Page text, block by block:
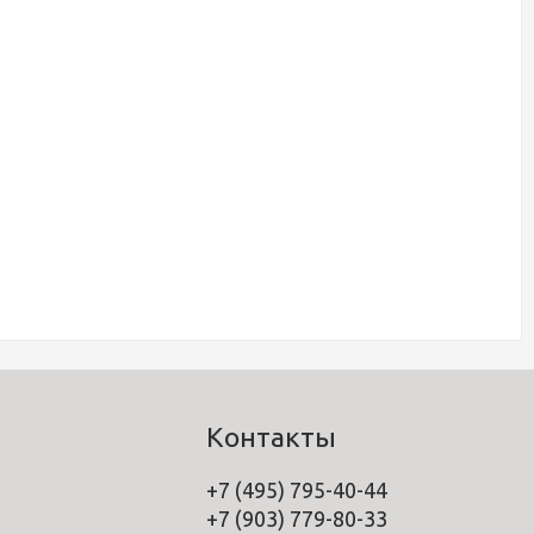
Контакты
+7 (495) 795-40-44
+7 (903) 779-80-33